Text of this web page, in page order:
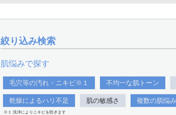
絞り込み検索
肌悩みで探す
毛穴等の汚れ・ニキビ※１ 不均一な肌トーン
乾燥によるハリ不足 肌の敏感さ 複数の肌悩
※１ 洗浄によりニキビを防ぎます